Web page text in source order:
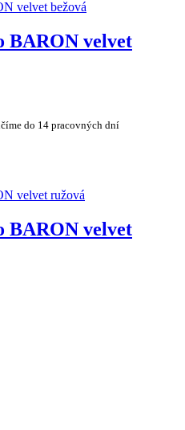
BARON velvet
do 14 pracovných dní
BARON velvet